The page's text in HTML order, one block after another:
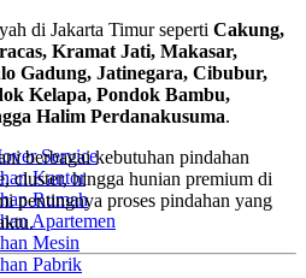
Service
Kantor
Rumah
Apartemen
Mesin
Pabrik
di Jakarta Timur seperti Cakung,
Kramat Jati, Makasar,
Gadung, Jatinegara, Cibubur,
Kelapa, Pondok Bambu,
Halim Perdanakusuma.
berbagai kebutuhan pindahan
cluster, hingga hunian premium di
pentingnya proses pindahan yang